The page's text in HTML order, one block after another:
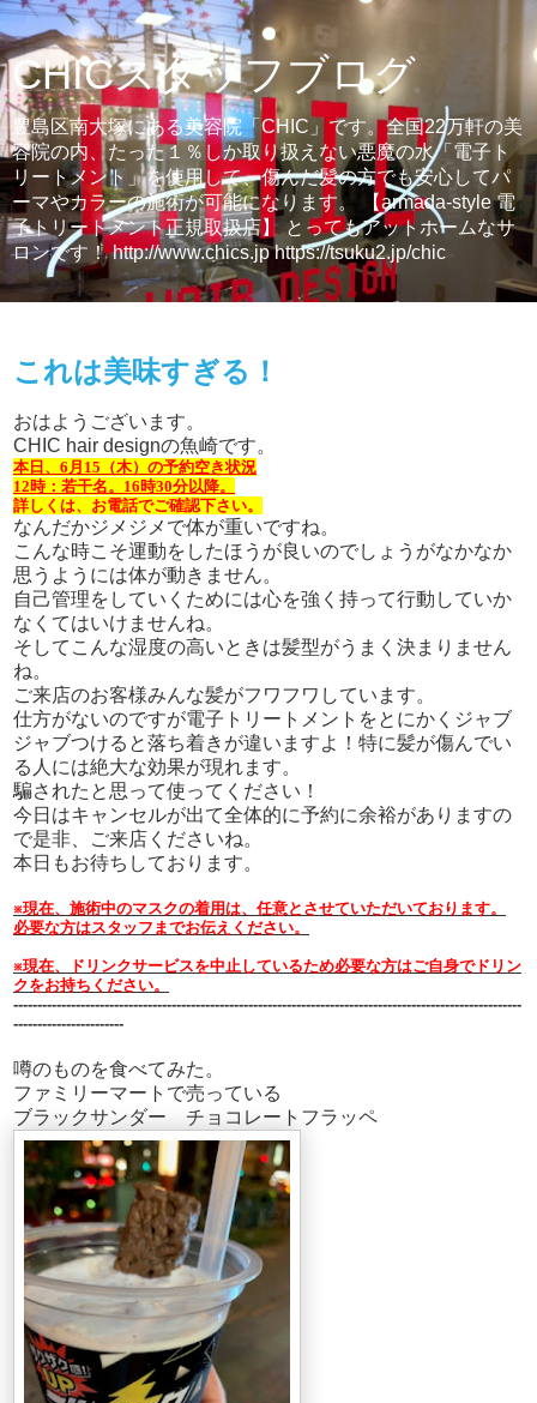
CHICスタッフブログ
豊島区南大塚にある美容院「CHIC」です。全国22万軒の美
容院の内、たった１％しか取り扱えない悪魔の水「電子ト
リートメント」を使用して、傷んだ髪の方でも安心してパ
ーマやカラーの施術が可能になります。 【armada-style 電
子トリートメント正規取扱店】 とってもアットホームなサ
ロンです！ http://www.chics.jp https://tsuku2.jp/chic
これは美味すぎる！
おはようございます。
CHIC hair designの魚崎です。
本日、6月15（木） の予約空き状況
12時：若干名。16時30分以降。
詳しくは、お電話でご確認下さい。
なんだかジメジメで体が重いですね。
こんな時こそ運動をしたほうが良いのでしょうがなかなか
思うようには体が動きません。
自己管理をしていくためには心を強く持って行動していか
なくてはいけませんね。
そしてこんな湿度の高いときは髪型がうまく決まりません
ね。
ご来店のお客様みんな髪がフワフワしています。
仕方がないのですが電子トリートメントをとにかくジャブ
ジャブつけると落ち着きが違いますよ！特に髪が傷んでい
る人には絶大な効果が現れます。
騙されたと思って使ってください！
今日はキャンセルが出て全体的に予約に余裕がありますの
で是非、ご来店くださいね。
本日もお待ちしております。
※現在、施術中のマスクの着用は、任意とさせていただいております。
必要な方はスタッフまでお伝えください。
※現在、ドリンクサービスを中止しているため必要な方はご自身でドリン
クをお持ちください。
----------------------------------------------------------------------------------------------------------
-----------------------
噂のものを食べてみた。
ファミリーマートで売っている
ブラックサンダー チョコレートフラッペ